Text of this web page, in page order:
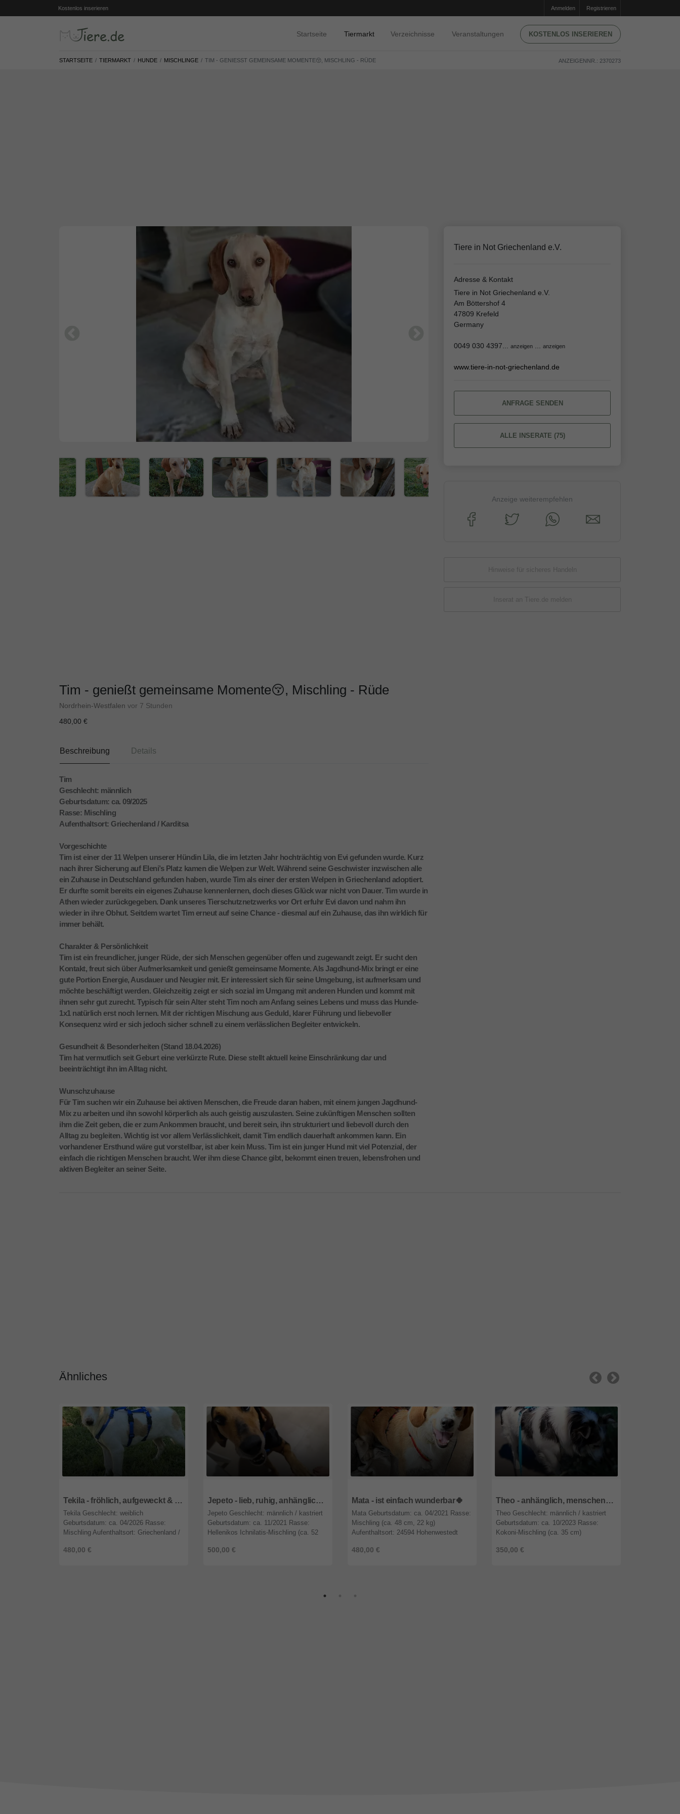
Kostenlos inserieren Anmelden Registrieren
Startseite Tiermarkt Verzeichnisse Veranstaltungen KOSTENLOS INSERIEREN
STARTSEITE TIERMARKT HUNDE MISCHLINGE TIM - GENIESST GEMEINSAME MOMENTE😚, MISCHLING - RÜDE ANZEIGENNR.: 2370273
Tim - genießt gemeinsame Momente😚, Mischling - Rüde
Nordrhein-Westfalen vor 7 Stunden
480,00 €
Beschreibung Details
Tim
Geschlecht: männlich
Geburtsdatum: ca. 09/2025
Rasse: Mischling
Aufenthaltsort: Griechenland / Karditsa
Vorgeschichte
Tim ist einer der 11 Welpen unserer Hündin Lila, die im letzten Jahr hochträchtig von Evi gefunden wurde. Kurz
nach ihrer Sicherung auf Eleni’s Platz kamen die Welpen zur Welt. Während seine Geschwister inzwischen alle
ein Zuhause in Deutschland gefunden haben, wurde Tim als einer der ersten Welpen in Griechenland adoptiert.
Er durfte somit bereits ein eigenes Zuhause kennenlernen, doch dieses Glück war nicht von Dauer. Tim wurde in
Athen wieder zurückgegeben. Dank unseres Tierschutznetzwerks vor Ort erfuhr Evi davon und nahm ihn
wieder in ihre Obhut. Seitdem wartet Tim erneut auf seine Chance - diesmal auf ein Zuhause, das ihn wirklich für
immer behält.
Charakter & Persönlichkeit
Tim ist ein freundlicher, junger Rüde, der sich Menschen gegenüber offen und zugewandt zeigt. Er sucht den
Kontakt, freut sich über Aufmerksamkeit und genießt gemeinsame Momente. Als Jagdhund-Mix bringt er eine
gute Portion Energie, Ausdauer und Neugier mit. Er interessiert sich für seine Umgebung, ist aufmerksam und
möchte beschäftigt werden. Gleichzeitig zeigt er sich sozial im Umgang mit anderen Hunden und kommt mit
ihnen sehr gut zurecht. Typisch für sein Alter steht Tim noch am Anfang seines Lebens und muss das Hunde-
1x1 natürlich erst noch lernen. Mit der richtigen Mischung aus Geduld, klarer Führung und liebevoller
Konsequenz wird er sich jedoch sicher schnell zu einem verlässlichen Begleiter entwickeln.
Gesundheit & Besonderheiten (Stand 18.04.2026)
Tim hat vermutlich seit Geburt eine verkürzte Rute. Diese stellt aktuell keine Einschränkung dar und
beeinträchtigt ihn im Alltag nicht.
Wunschzuhause
Für Tim suchen wir ein Zuhause bei aktiven Menschen, die Freude daran haben, mit einem jungen Jagdhund-
Mix zu arbeiten und ihn sowohl körperlich als auch geistig auszulasten. Seine zukünftigen Menschen sollten
ihm die Zeit geben, die er zum Ankommen braucht, und bereit sein, ihn strukturiert und liebevoll durch den
Alltag zu begleiten. Wichtig ist vor allem Verlässlichkeit, damit Tim endlich dauerhaft ankommen kann. Ein
vorhandener Ersthund wäre gut vorstellbar, ist aber kein Muss. Tim ist ein junger Hund mit viel Potenzial, der
einfach die richtigen Menschen braucht. Wer ihm diese Chance gibt, bekommt einen treuen, lebensfrohen und
aktiven Begleiter an seiner Seite.
Tiere in Not Griechenland e.V.
Adresse & Kontakt
Tiere in Not Griechenland e.V.
Am Böttershof 4
47809 Krefeld
Germany
0049 030 4397... anzeigen ... anzeigen
www.tiere-in-not-griechenland.de
ANFRAGE SENDEN
ALLE INSERATE (75)
Anzeige weiterempfehlen
Hinweise für sicheres Handeln
Inserat an Tiere.de melden
Ähnliches
Tekila - fröhlich, aufgeweckt & spielfreudig 🎈
480,00 €
Tekila Geschlecht: weiblich
Geburtsdatum: ca. 04/2026 Rasse:
Mischling Aufenthaltsort: Griechenland /
unserer Tierschützerin Xrysa auf der ...
Jepeto - lieb, ruhig, anhänglich ☺️
500,00 €
Jepeto Geschlecht: männlich / kastriert
Geburtsdatum: ca. 11/2021 Rasse:
Hellenikos Ichnilatis-Mischling (ca. 52
Karditsa Vorgeschichte Jepeto wu ...
Mata - ist einfach wunderbar🍀
480,00 €
Mata Geburtsdatum: ca. 04/2021 Rasse:
Mischling (ca. 48 cm, 22 kg)
Aufenthaltsort: 24594 Hohenwestedt
Griechenland / Karditsa Vorgeschichte
Theo - anhänglich, menschenbezogen, sehr liebevoll 💞
350,00 €
Theo Geschlecht: männlich / kastriert
Geburtsdatum: ca. 10/2023 Rasse:
Kokoni-Mischling (ca. 35 cm)
Griechenland / Karditsa Vorgeschichte